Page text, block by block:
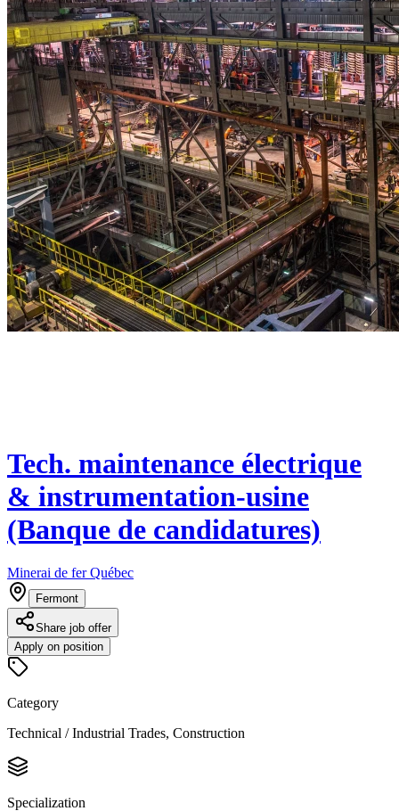
Tech. maintenance électrique
& instrumentation-usine
(Banque de candidatures)
Minerai de fer Québec
Fermont
Share job offer
Apply on position
Category
Technical / Industrial Trades, Construction
Specialization